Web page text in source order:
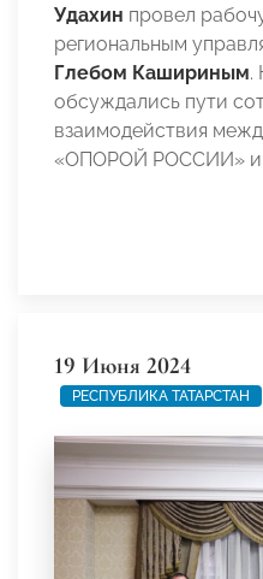
Удахин провел
региональным
Глебом Кашириным.
обсуждались пути
взаимодействия
«ОПОРОЙ РОССИИ» и
19 Июня 2024
РЕСПУБЛИКА ТАТАРСТАН